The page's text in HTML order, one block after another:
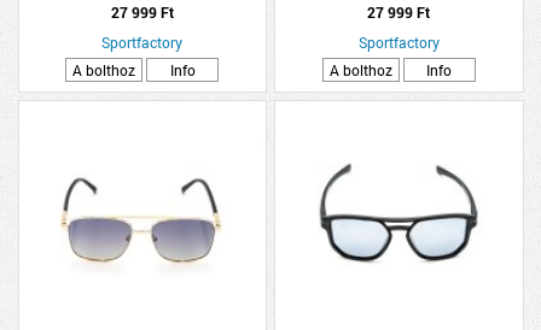
27 999 Ft
Sportfactory
A bolthoz
Info
27 999 Ft
Sportfactory
A bolthoz
Info